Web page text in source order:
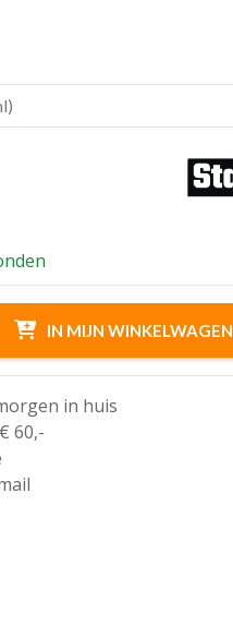
IN MIJN WINKELWAGEN
in huis
60,-